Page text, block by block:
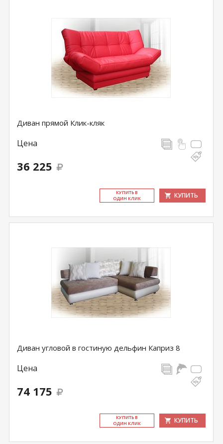
Диван прямой Клик-кляк
Цена
36 225
КУ­ПИТЬ В
ОДИН КЛИК
КУПИТЬ
Диван угловой в гостиную дельфин Каприз 8
Цена
74 175
КУ­ПИТЬ В
ОДИН КЛИК
КУПИТЬ